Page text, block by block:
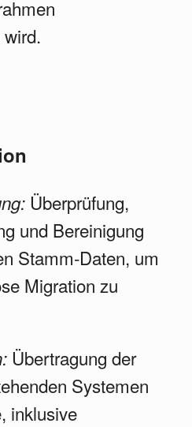
Überprüfung,
und Bereinigung
Stamm-Daten, um
Migration zu
Übertragung der
Systemen
inklusive